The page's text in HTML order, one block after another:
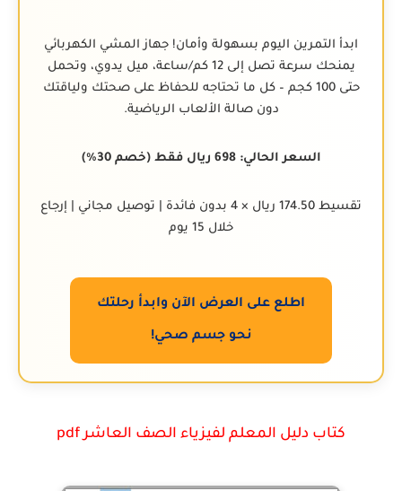
ابدأ التمرين اليوم بسهولة وأمان! جهاز المشي الكهربائي
يمنحك سرعة تصل إلى 12 كم/ساعة، ميل يدوي، وتحمل
حتى 100 كجم – كل ما تحتاجه للحفاظ على صحتك ولياقتك
دون صالة الألعاب الرياضية.
السعر الحالي: 698 ريال فقط (خصم 30%)
تقسيط 174.50 ريال × 4 بدون فائدة | توصيل مجاني | إرجاع
خلال 15 يوم
اطلع على العرض الآن وابدأ رحلتك
نحو جسم صحي!
كتاب دليل المعلم لفيزياء الصف العاشر pdf